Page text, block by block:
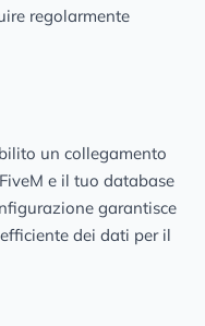
regolarmente
un collegamento
e il tuo database
garantisce
dei dati per il